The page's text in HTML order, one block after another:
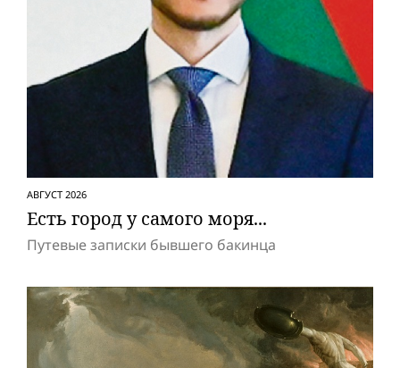
АВГУСТ 2026
Есть город у самого моря...
Путевые записки бывшего бакинца